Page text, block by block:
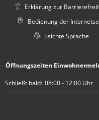
Erklärung zur
Bedienung der
Leichte Sprache
Öffnungszeiten
Klicken, um weitere Öffnungs-
Schließt bald: 08:00- 12:00Uhr